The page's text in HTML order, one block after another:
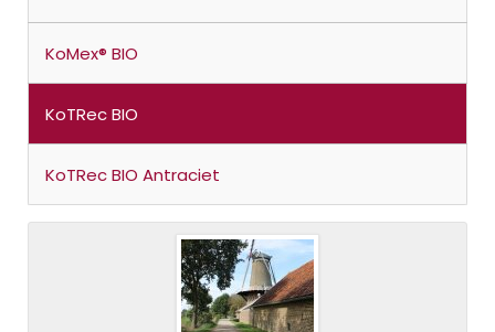
KoMex® BIO
KoTRec BIO
KoTRec BIO Antraciet